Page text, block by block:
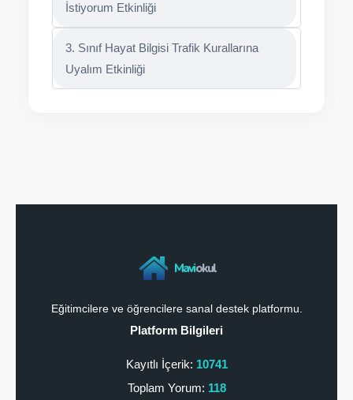
İstiyorum Etkinliği
3. Sınıf Hayat Bilgisi Trafik Kurallarına
Uyalım Etkinliği
Maviokul
Eğitimcilere ve öğrencilere sanal destek platformu.
Platform Bilgileri
Kayıtlı İçerik: 10741
Toplam Yorum: 118